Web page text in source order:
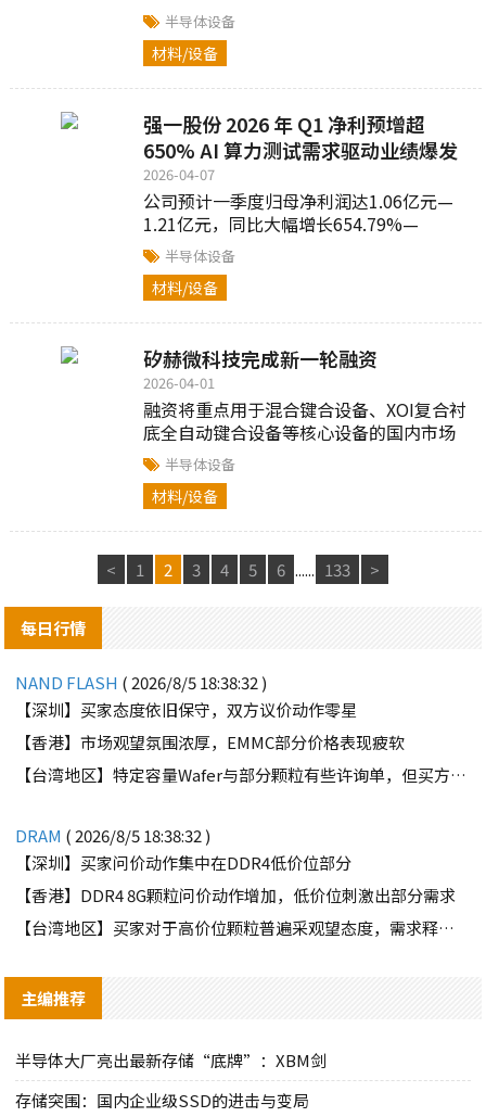
头企业...
半导体设备
材料/设备
强一股份 2026 年 Q1 净利预增超
650% AI 算力测试需求驱动业绩爆发
2026-04-07
公司预计一季度归母净利润达1.06亿元—
1.21亿元，同比大幅增长654.79%—
761.60%；扣非净利润预计1.05亿元—1.20
亿元...
半导体设备
材料/设备
矽赫微科技完成新一轮融资
2026-04-01
融资将重点用于混合键合设备、XOI复合衬
底全自动键合设备等核心设备的国内市场
化布局，加速产品产业化落地与客户交付...
半导体设备
材料/设备
< 1 2 3 4 5 6 ...... 133 >
每日行情
NAND FLASH ( 2026/8/5 18:38:32 )
【深圳】买家态度依旧保守，双方议价动作零星
【香港】市场观望氛围浓厚，EMMC部分价格表现疲软
【台湾地区】特定容量Wafer与部分颗粒有些许询单，但买方需求并不强劲
DRAM ( 2026/8/5 18:38:32 )
【深圳】买家问价动作集中在DDR4低价位部分
【香港】DDR4 8G颗粒问价动作增加，低价位刺激出部分需求
【台湾地区】买家对于高价位颗粒普遍采观望态度，需求释出有限
主编推荐
半导体大厂亮出最新存储“底牌”：XBM剑
存储突围：国内企业级SSD的进击与变局